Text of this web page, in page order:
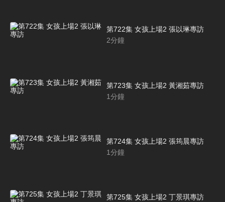
第722集 女孩上場2 張以琳專訪
2分鐘
第723集 女孩上場2 黃湘茹專訪
1分鐘
第724集 女孩上場2 張筠晨專訪
1分鐘
第725集 女孩上場2 丁景琪專訪